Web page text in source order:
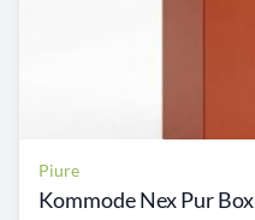
Piure
Kommode Nex Pur Box